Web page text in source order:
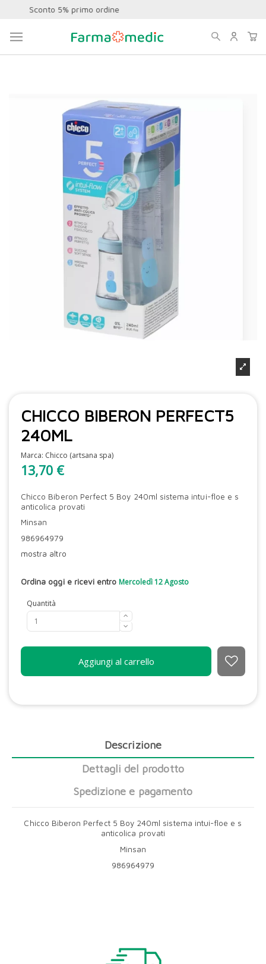
Supporto Clienti
CHICCO BIBERON PERFECT5
240ML
Marca: Chicco (artsana spa)
13,70 €
Chicco Biberon Perfect 5 Boy 240ml sistema intui-floe e s
anticolica provati
Minsan
986964979
mostra altro
Ordina oggi e ricevi entroMercoledì 12 Agosto
Quantità
Aggiungi al carrello
Descrizione
Dettagli del prodotto
Spedizione e pagamento
Chicco Biberon Perfect 5 Boy 240ml sistema intui-floe e s
anticolica provati
Minsan
986964979